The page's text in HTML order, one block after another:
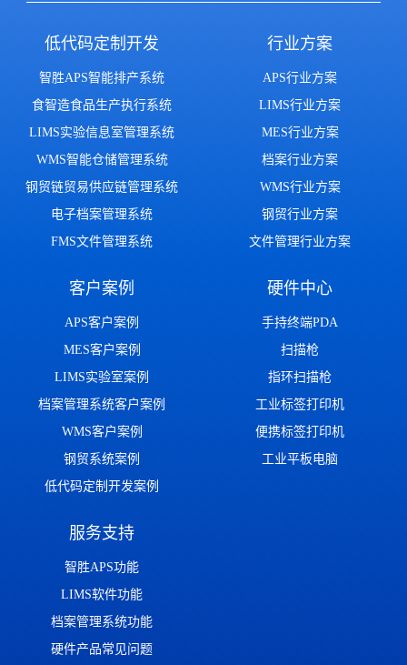
低代码定制开发
智胜APS智能排产系统
食智造食品生产执行系统
LIMS实验信息室管理系统
WMS智能仓储管理系统
钢贸链贸易供应链管理系统
电子档案管理系统
FMS文件管理系统
行业方案
APS行业方案
LIMS行业方案
MES行业方案
档案行业方案
WMS行业方案
钢贸行业方案
文件管理行业方案
客户案例
APS客户案例
MES客户案例
LIMS实验室案例
档案管理系统客户案例
WMS客户案例
钢贸系统案例
低代码定制开发案例
硬件中心
手持终端PDA
扫描枪
指环扫描枪
工业标签打印机
便携标签打印机
工业平板电脑
服务支持
智胜APS功能
LIMS软件功能
档案管理系统功能
硬件产品常见问题